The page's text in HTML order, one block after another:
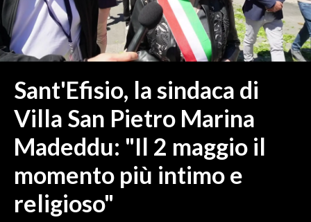
OGLIASTRA
AGENDA
ITALIA
MONDO
POLITICA
ECONOMIA
SERVIZI ALLE IMPRESE
Sant'Efisio, la sindaca di
Villa San Pietro Marina
Madeddu: "Il 2 maggio il
momento più intimo e
religioso"